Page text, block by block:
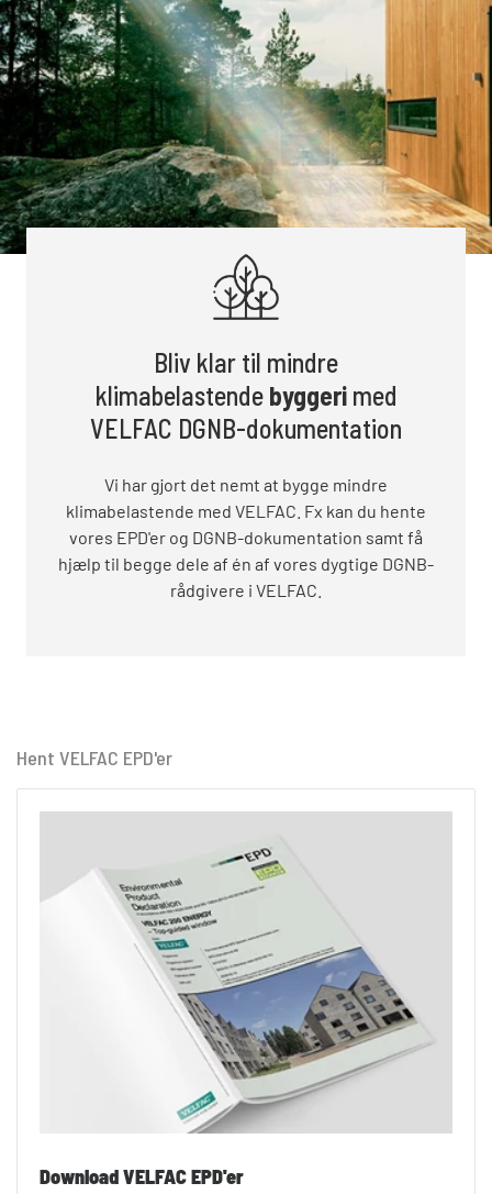
Bliv klar til mindre
klimabelastendebyggerimed
VELFAC DGNB-dokumentation
Vi har gjort det nemt at bygge mindre
klimabelastende med VELFAC. Fx kan du hente
vores EPD'er og DGNB-dokumentation samt få
hjælp til begge dele af én af vores dygtige DGNB-
rådgivere i VELFAC.
Hent VELFAC EPD'er
Download VELFAC EPD'er